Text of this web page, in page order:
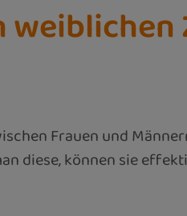
Frauen und
diese, können sie